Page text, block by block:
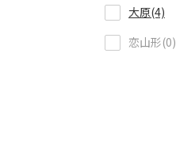
大原(4)
恋山形(0)